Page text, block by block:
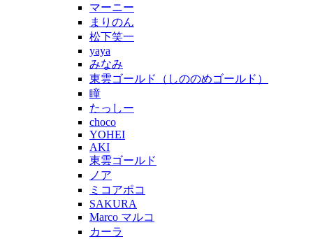
マーニー
まりのん
松下笑一
yaya
みなみ
東雲ゴールド（しののめゴールド）
瞳
たっしー
choco
YOHEI
AKI
東雲ゴールド
ノア
ミコアポコ
SAKURA
Marco マルコ
カーラ